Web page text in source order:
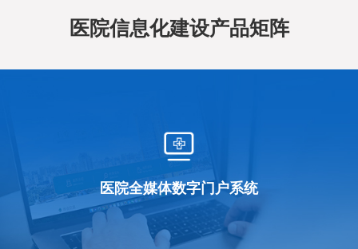
医院信息化建设产品矩阵
医院全媒体数字门户系统